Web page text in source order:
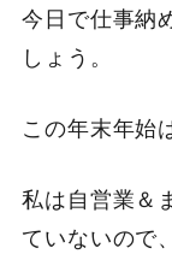
今日で仕事納
しょう。
この年末年始
私は自営業＆
ていないので